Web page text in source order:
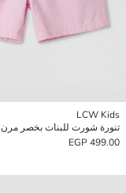
LCW Kids
تنورة شورت للبنات بخصر مرن
499.00 EGP